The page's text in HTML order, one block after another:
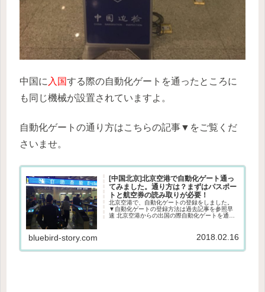
中国に 入国する際の自動化ゲートを通ったところに
も同じ機械が設置されていますよ。
自動化ゲートの通り方はこちらの記事▼をご覧くだ
さいませ。
[中国北京]北京空港で自動化ゲート通っ
てみました。通り方は？まずはパスポー
トと航空券の読み取りが必要！
北京空港で、自動化ゲートの登録をしました。
▼自動化ゲートの登録方法は過去記事を参照早
速 北京空港からの出国の際自動化ゲートを通っ
す。航空券、パスポートを読み...
bluebird-story.com 2018.02.16